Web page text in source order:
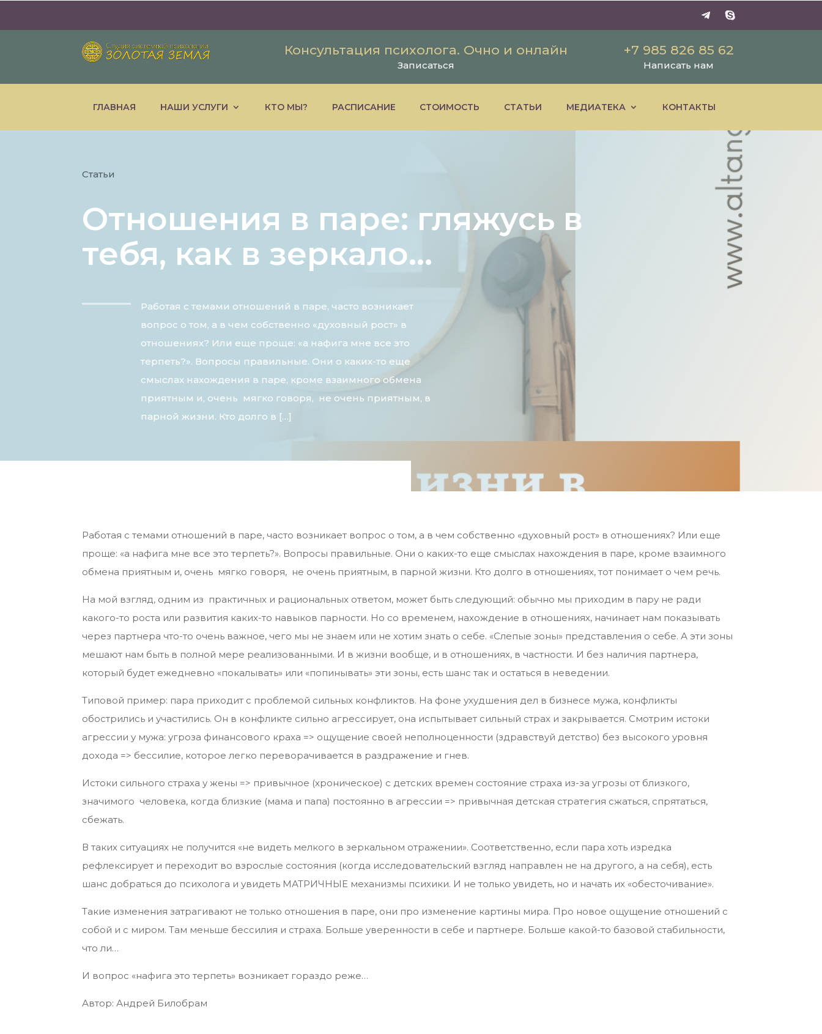
Консультация психолога. Очно и онлайн
Записаться
+7 985 826 85 62
Написать нам
ГЛАВНАЯ НАШИ УСЛУГИ КТО МЫ? РАСПИСАНИЕ СТОИМОСТЬ СТАТЬИ МЕДИАТЕКА КОНТАКТЫ
Статьи
Отношения в паре: гляжусь в
тебя, как в зеркало…
Работая с темами отношений в паре, часто возникает
вопрос о том, а в чем собственно «духовный рост» в
отношениях? Или еще проще: «а нафига мне все это
терпеть?». Вопросы правильные. Они о каких-то еще
смыслах нахождения в паре, кроме взаимного обмена
приятным и, очень мягко говоря, не очень приятным, в
парной жизни. Кто долго в […]
Работая с темами отношений в паре, часто возникает вопрос о том, а в чем собственно «духовный рост» в отношениях? Или еще
проще: «а нафига мне все это терпеть?». Вопросы правильные. Они о каких-то еще смыслах нахождения в паре, кроме взаимного
обмена приятным и, очень мягко говоря, не очень приятным, в парной жизни. Кто долго в отношениях, тот понимает о чем речь.
На мой взгляд, одним из практичных и рациональных ответом, может быть следующий: обычно мы приходим в пару не ради
какого-то роста или развития каких-то навыков парности. Но со временем, нахождение в отношениях, начинает нам показывать
через партнера что-то очень важное, чего мы не знаем или не хотим знать о себе. «Слепые зоны» представления о себе. А эти зоны
мешают нам быть в полной мере реализованными. И в жизни вообще, и в отношениях, в частности. И без наличия партнера,
который будет ежедневно «покалывать» или «попинывать» эти зоны, есть шанс так и остаться в неведении.
Типовой пример: пара приходит с проблемой сильных конфликтов. На фоне ухудшения дел в бизнесе мужа, конфликты
обострились и участились. Он в конфликте сильно агрессирует, она испытывает сильный страх и закрывается. Смотрим истоки
агрессии у мужа: угроза финансового краха => ощущение своей неполноценности (здравствуй детство) без высокого уровня
дохода => бессилие, которое легко переворачивается в раздражение и гнев.
Истоки сильного страха у жены => привычное (хроническое) с детских времен состояние страха из-за угрозы от близкого,
значимого человека, когда близкие (мама и папа) постоянно в агрессии => привычная детская стратегия сжаться, спрятаться,
сбежать.
В таких ситуациях не получится «не видеть мелкого в зеркальном отражении». Соответственно, если пара хоть изредка
рефлексирует и переходит во взрослые состояния (когда исследовательский взгляд направлен не на другого, а на себя), есть
шанс добраться до психолога и увидеть МАТРИЧНЫЕ механизмы психики. И не только увидеть, но и начать их «обесточивание».
Такие изменения затрагивают не только отношения в паре, они про изменение картины мира. Про новое ощущение отношений с
собой и с миром. Там меньше бессилия и страха. Больше уверенности в себе и партнере. Больше какой-то базовой стабильности,
что ли…
И вопрос «нафига это терпеть» возникает гораздо реже…
Автор: Андрей Билобрам